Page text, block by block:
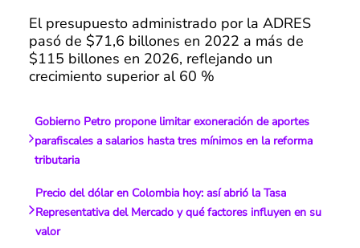
El presupuesto administrado por la ADRES
pasó de $71,6 billones en 2022 a más de
$115 billones en 2026, reflejando un
crecimiento superior al 60 %
Gobierno Petro propone limitar exoneración de aportes
parafiscales a salarios hasta tres mínimos en la reforma
tributaria
Precio del dólar en Colombia hoy: así abrió la Tasa
Representativa del Mercado y qué factores influyen en su
valor